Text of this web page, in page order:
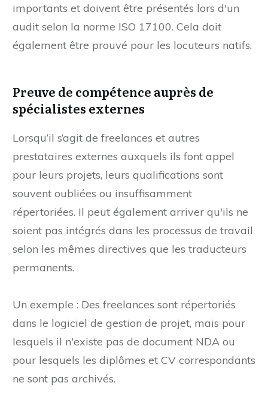
importants et doivent être présentés lors d'un
audit selon la norme ISO 17100. Cela doit
également être prouvé pour les locuteurs natifs.
Preuve de compétence auprès de
spécialistes externes
Lorsqu’il s’agit de freelances et autres
prestataires externes auxquels ils font appel
pour leurs projets, leurs qualifications sont
souvent oubliées ou insuffisamment
répertoriées. Il peut également arriver qu'ils ne
soient pas intégrés dans les processus de travail
selon les mêmes directives que les traducteurs
permanents.
Un exemple : Des freelances sont répertoriés
dans le logiciel de gestion de projet, mais pour
lesquels il n'existe pas de document NDA ou
pour lesquels les diplômes et CV correspondants
ne sont pas archivés.